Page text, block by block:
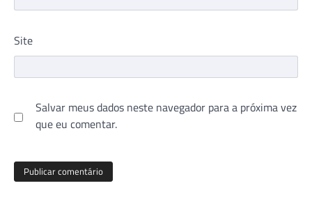
Site
Salvar meus dados neste navegador para a próxima vez
que eu comentar.